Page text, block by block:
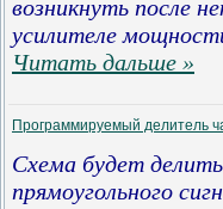
возникнуть после
усилителе
Читать дальше »
Программируемый делитель
Схема будет
прямоугольного